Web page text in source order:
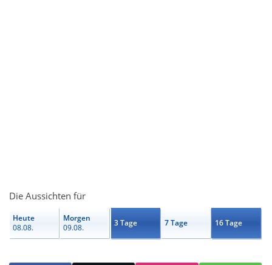
Die Aussichten für
Heute
08.08.
Morgen
09.08.
3 Tage 7 Tage 16 Tage